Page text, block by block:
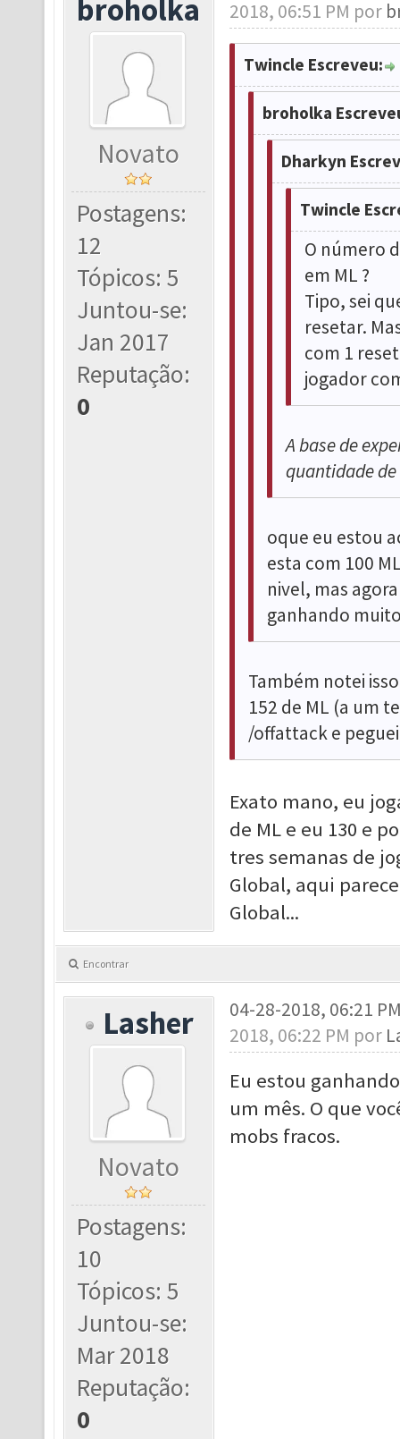
broholka
Novato
Postagens:
12
Tópicos: 5
Juntou-se:
Jan 2017
Reputação:
0
2018, 06:51 PM por
Twincle Escreveu:
broholka
Dharkyn
Twincle
O número
em ML ?
Tipo, sei
resetar.
com 1
jogador
A base de
quantidade de
oque eu estou
esta com 100
nivel, mas
ganhando
Também notei
152 de ML (a um
/offattack e
Exato mano, eu
de ML e eu 130 e
tres semanas de
Global, aqui
Global...
Encontrar
Lasher
Novato
Postagens:
10
Tópicos: 5
Juntou-se:
Mar 2018
Reputação:
0
04-28-2018, 06:21
2018, 06:22 PM por
Eu estou
um mês. O que
mobs fracos.